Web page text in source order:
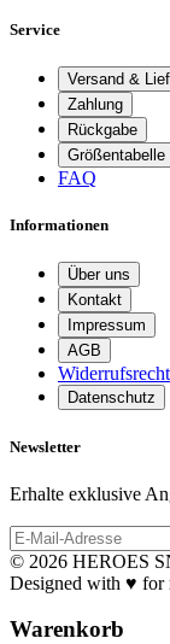
Service
Versand &
Zahlung
Rückgabe
Größentabelle
FAQ
Informationen
Über uns
Kontakt
Impressum
AGB
Widerrufsrecht
Datenschutz
Newsletter
Erhalte exklusive
© 2026 HEROES
Designed with ♥ for
Warenkorb